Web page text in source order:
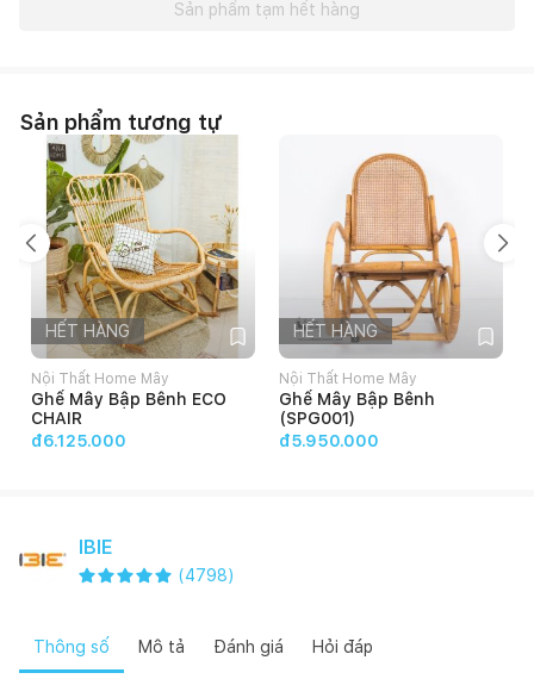
Sản phẩm tạm hết hàng
Sản phẩm tương tự
HẾT HÀNG
Nội Thất Home Mây
Ghế Mây Bập Bênh ECO
CHAIR
đ6.125.000
HẾT HÀNG
Nội Thất Home Mây
Ghế Mây Bập Bênh
(SPG001)
đ5.950.000
IBIE
(4798)
Thông số Mô tả Đánh giá Hỏi đáp